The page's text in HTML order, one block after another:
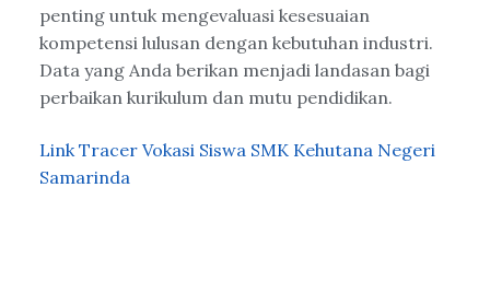
penting untuk mengevaluasi kesesuaian
kompetensi lulusan dengan kebutuhan industri.
Data yang Anda berikan menjadi landasan bagi
perbaikan kurikulum dan mutu pendidikan.
Link Tracer Vokasi Siswa SMK Kehutana Negeri
Samarinda